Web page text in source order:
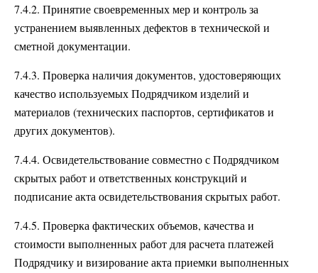
7.4.2. Принятие своевременных мер и контроль за
устранением выявленных дефектов в технической и
сметной документации.
7.4.3. Проверка наличия документов, удостоверяющих
качество используемых Подрядчиком изделий и
материалов (технических паспортов, сертификатов и
других документов).
7.4.4. Освидетельствование совместно с Подрядчиком
скрытых работ и ответственных конструкций и
подписание акта освидетельствования скрытых работ.
7.4.5. Проверка фактических объемов, качества и
стоимости выполненных работ для расчета платежей
Подрядчику и визирование акта приемки выполненных